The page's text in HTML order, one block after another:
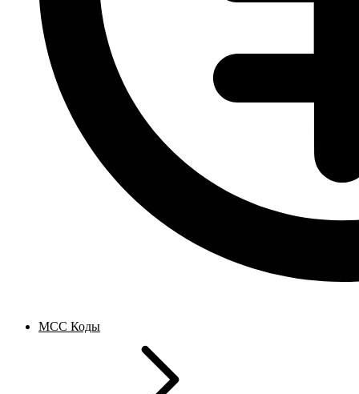
MCC Коды